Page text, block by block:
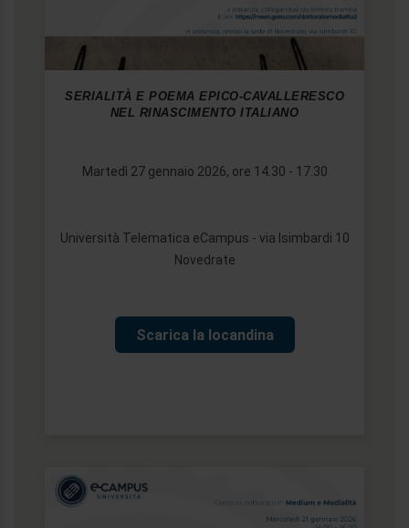
SERIALITÀ E POEMA EPICO-CAVALLERESCO
NEL RINASCIMENTO ITALIANO
Martedì 27 gennaio 2026, ore 14.30 - 17.30
Università Telematica eCampus - via Isimbardi 10
Novedrate
Scarica la locandina